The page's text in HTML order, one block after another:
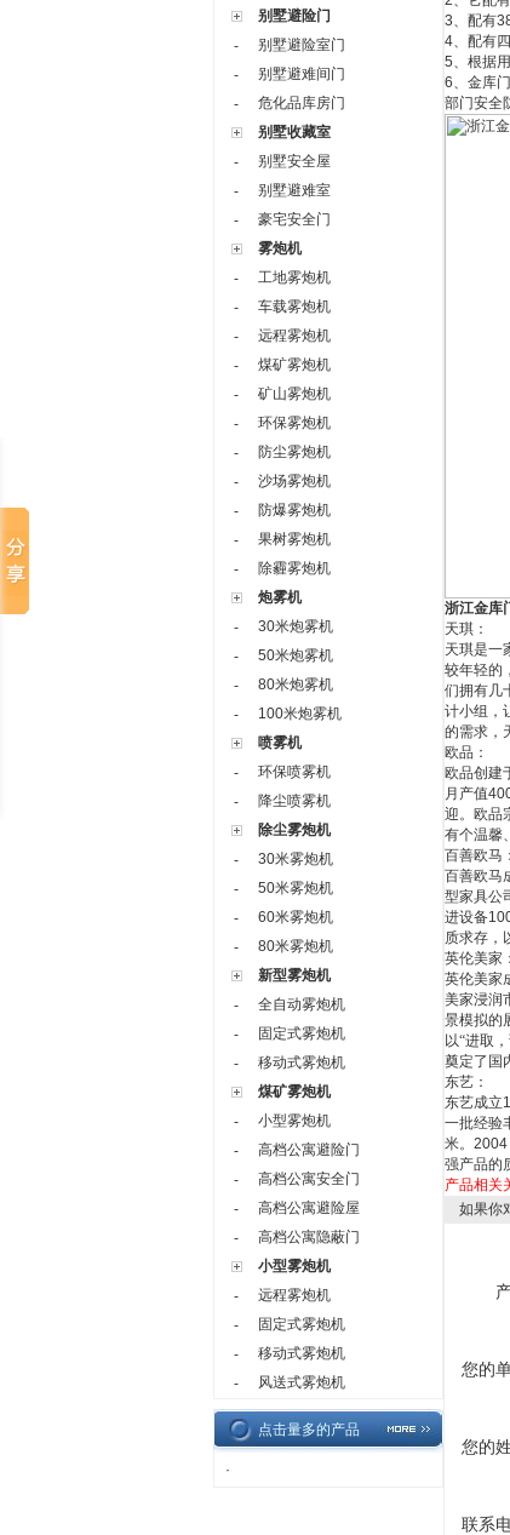
别墅避险门
-
别墅避险室门
-
别墅避难间门
-
危化品库房门
别墅收藏室
-
别墅安全屋
-
别墅避难室
-
豪宅安全门
雾炮机
-
工地雾炮机
-
车载雾炮机
-
远程雾炮机
-
煤矿雾炮机
-
矿山雾炮机
-
环保雾炮机
-
防尘雾炮机
-
沙场雾炮机
-
防爆雾炮机
-
果树雾炮机
-
除霾雾炮机
炮雾机
-
30米炮雾机
-
50米炮雾机
-
80米炮雾机
-
100米炮雾机
喷雾机
-
环保喷雾机
-
降尘喷雾机
除尘雾炮机
-
30米雾炮机
-
50米雾炮机
-
60米雾炮机
-
80米雾炮机
新型雾炮机
-
全自动雾炮机
-
固定式雾炮机
-
移动式雾炮机
煤矿雾炮机
-
小型雾炮机
-
高档公寓避险门
-
高档公寓安全门
-
高档公寓避险屋
-
高档公寓隐蔽门
小型雾炮机
-
远程雾炮机
-
固定式雾炮机
-
移动式雾炮机
-
风送式雾炮机
点击量多的产品
·
3、配有
4、配有
5、根据
6、金库
部门安全
浙江金库
天琪：
天琪是一
较年轻的
们拥有几
计小组，
的需求，
欧品：
欧品创建
月产值
迎。欧品
有个温馨
百善欧马：
百善欧马
型家具公
进设备
质求存，
英伦美家：
英伦美家
美家浸润
景模拟的
以“进取
奠定了国
东艺：
东艺成立
一批经验
米。 2004
强产品的
产品相关
如果你
您的
您的
联系